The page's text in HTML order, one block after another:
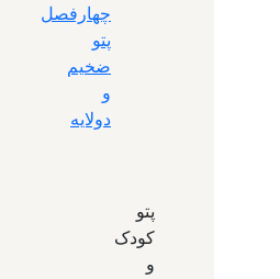
چهارفصل
پتو
ضخیم
و
دولایه
پتو
کودک
و